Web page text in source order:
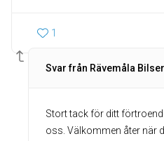
1
Svar från Rävemåla
Stort tack för ditt
oss. Välkommen åter när